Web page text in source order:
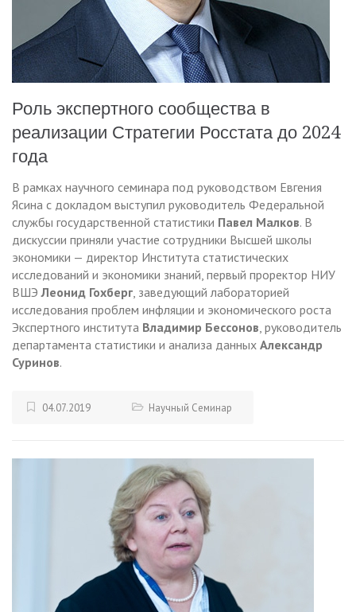
Роль экспертного сообщества в
реализации Стратегии Росстата до 2024
года
В рамках научного семинара под руководством Евгения
Ясина с докладом выступил руководитель Федеральной
службы государственной статистики Павел Малков. В
дискуссии приняли участие сотрудники Высшей школы
экономики — директор Института статистических
исследований и экономики знаний, первый проректор НИУ
ВШЭЛеонид Гохберг, заведующий лабораторией
исследования проблем инфляции и экономического роста
Экспертного института Владимир Бессонов, руководитель
департамента статистики и анализа данных Александр
Суринов.
04.07.2019 Научный Семинар